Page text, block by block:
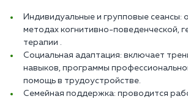
Индивидуальные и групповые сеансы:
методах когнитивно-поведенческой,
терапии .
Социальная адаптация: включает
навыков, программы
помощь в трудоустройстве.
Семейная поддержка: проводится